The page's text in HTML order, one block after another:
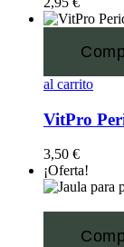
al carrito
VitPro
3,50 €
¡Oferta!